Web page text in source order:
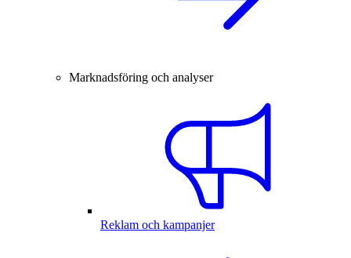
Marknadsföring och analyser
Reklam och kampanjer